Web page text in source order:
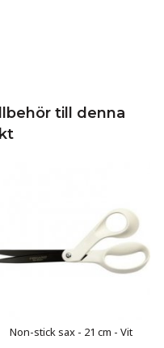
till denna
Non-stick sax - 21 cm - Vit